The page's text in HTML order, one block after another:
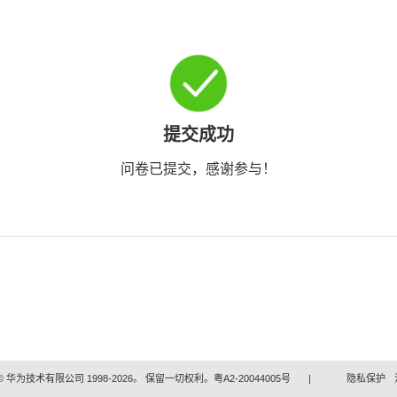
提交成功
问卷已提交，感谢参与！
华为技术有限公司 1998-2026。 保留一切权利。粤A2-20044005号 | 隐私保护